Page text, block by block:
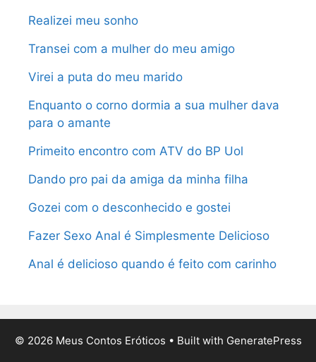
Realizei meu sonho
Transei com a mulher do meu amigo
Virei a puta do meu marido
Enquanto o corno dormia a sua mulher dava
para o amante
Primeito encontro com ATV do BP Uol
Dando pro pai da amiga da minha filha
Gozei com o desconhecido e gostei
Fazer Sexo Anal é Simplesmente Delicioso
Anal é delicioso quando é feito com carinho
© 2026 Meus Contos Eróticos • Built with GeneratePress